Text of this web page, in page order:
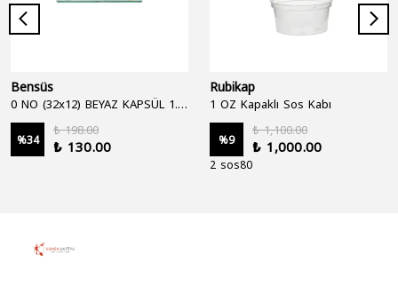
Bensüs
%34
₺ 198.00
₺ 130.00
Rubikap
1 OZ Kapaklı Sos Kabı
%9
₺ 1,100.00
₺ 1,000.00
2 sos80